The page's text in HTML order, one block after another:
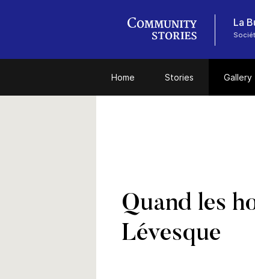
Home Stories Gallery
Quand les
Lévesque